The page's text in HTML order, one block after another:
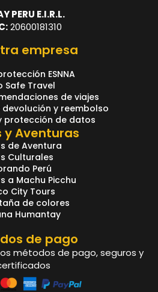
PERU E.I.R.L.
20600181310
empresa
ESNNA
Safe Travel
de viajes
y reembolso
protección de datos
y Aventuras
de Aventura
Culturales
Perú
a Machu Picchu
City Tours
de colores
Humantay
de pago
métodos de pago, seguros y